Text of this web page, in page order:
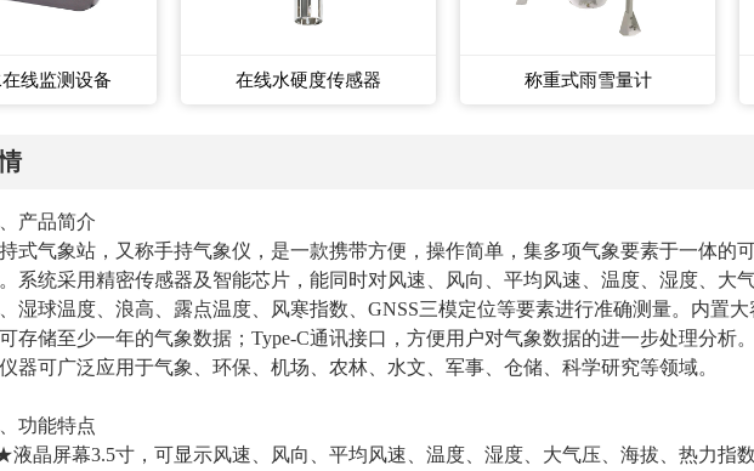
线监测设备 在线水硬度传感器 称重式雨雪量计
产品简介
式气象站，又称手持气象仪，是一款携带方便，操作简单，集多项气象要素于一体的
系统采用精密传感器及智能芯片，能同时对风速、风向、平均风速、温度、湿度、大
湿球温度、浪高、露点温度、风寒指数、GNSS三模定位等要素进行准确测量。内置
存储至少一年的气象数据；Type-C通讯接口，方便用户对气象数据的进一步处理分析。
器可广泛应用于气象、环保、机场、农林、水文、军事、仓储、科学研究等领域。
功能特点
液晶屏幕3.5寸，可显示风速、风向、平均风速、温度、湿度、大气压、海拔、热力指